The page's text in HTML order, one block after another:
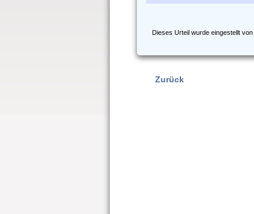
Dieses Urteil wurde eingestellt von
Zurück